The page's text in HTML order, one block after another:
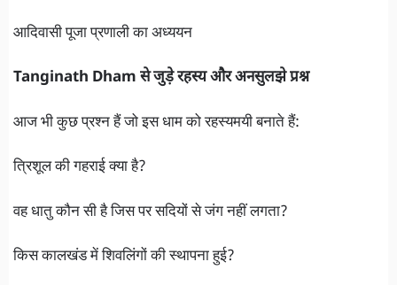
आदिवासी पूजा प्रणाली का अध्ययन
Tanginath Dham से जुड़े रहस्य और अनसुलझे प्रश्न
आज भी कुछ प्रश्न हैं जो इस धाम को रहस्यमयी बनाते हैं:
त्रिशूल की गहराई क्या है?
वह धातु कौन सी है जिस पर सदियों से जंग नहीं लगता?
किस कालखंड में शिवलिंगों की स्थापना हुई?